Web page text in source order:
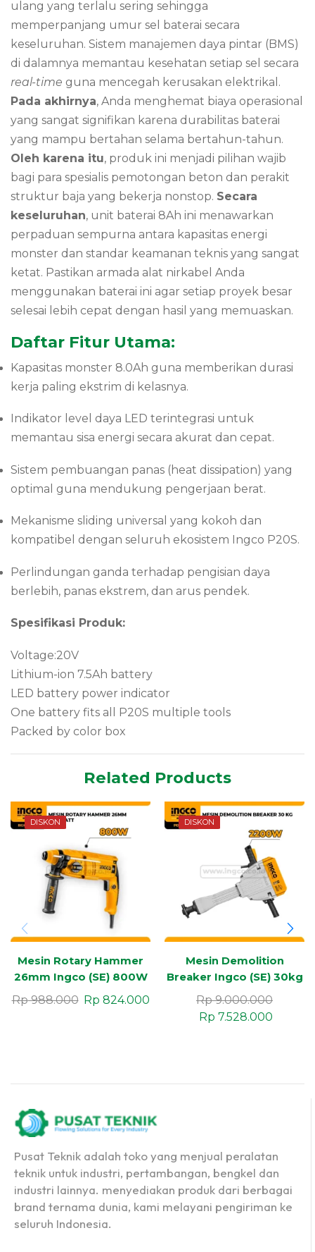
ulang yang terlalu sering sehingga
memperpanjang umur sel baterai secara
keseluruhan. Sistem manajemen daya pintar (BMS)
di dalamnya memantau kesehatan setiap sel secara
real-time guna mencegah kerusakan elektrikal.
Pada akhirnya, Anda menghemat biaya operasional
yang sangat signifikan karena durabilitas baterai
yang mampu bertahan selama bertahun-tahun.
Oleh karena itu, produk ini menjadi pilihan wajib
bagi para spesialis pemotongan beton dan perakit
struktur baja yang bekerja nonstop. Secara
keseluruhan, unit baterai 8Ah ini menawarkan
perpaduan sempurna antara kapasitas energi
monster dan standar keamanan teknis yang sangat
ketat. Pastikan armada alat nirkabel Anda
menggunakan baterai ini agar setiap proyek besar
selesai lebih cepat dengan hasil yang memuaskan.
Daftar Fitur Utama:
Kapasitas monster 8.0Ah guna memberikan durasi
kerja paling ekstrim di kelasnya.
Indikator level daya LED terintegrasi untuk
memantau sisa energi secara akurat dan cepat.
Sistem pembuangan panas (heat dissipation) yang
optimal guna mendukung pengerjaan berat.
Mekanisme sliding universal yang kokoh dan
kompatibel dengan seluruh ekosistem Ingco P20S.
Perlindungan ganda terhadap pengisian daya
berlebih, panas ekstrem, dan arus pendek.
Spesifikasi Produk:
Voltage:20V
Lithium-ion 7.5Ah battery
LED battery power indicator
One battery fits all P20S multiple tools
Packed by color box
Related Products
DISKON
Mesin Rotary Hammer
26mm Ingco (SE) 800W
Rp988.000 Rp 824.000
DISKON
Mesin Demolition
Breaker Ingco (SE) 30kg
75 Joule
Rp9.000.000
Rp 7.528.000
Pusat Teknik adalah toko yang menjual peralatan
teknik untuk industri, pertambangan, bengkel dan
industri lainnya. menyediakan produk dari berbagai
brand ternama dunia, kami melayani pengiriman ke
seluruh Indonesia.